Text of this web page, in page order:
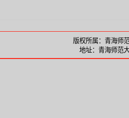
版权所属：青海师
地址：青海师范